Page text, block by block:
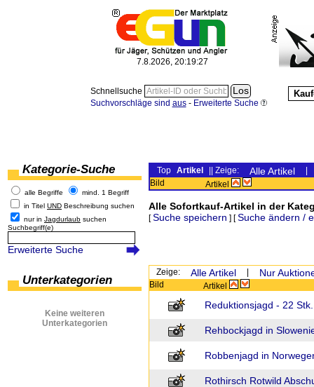
7.8.2026, 20:19:27
Schnellsuche
Suchvorschläge sind aus- Erweiterte Suche
Kategorie-Suche
alle Begriffe
mind. 1 Begriff
in Titel UND Beschreibung suchen
nur in Jagdurlaub suchen
Suchbegriff(e)
Erweiterte Suche
Unterkategorien
Keine weiteren
Unterkategorien
Top Artikel || Zeige: Alle Artikel
Bild
Artikel
Alle Sofortkauf-Artikel in der
[Suche speichern ] [Suche ändern /
Zeige: Alle Artikel Nur
Bild Artikel
Reduktionsjagd - 22
Rehbockjagd in
Robbenjagd in
Rothirsch Rotwild